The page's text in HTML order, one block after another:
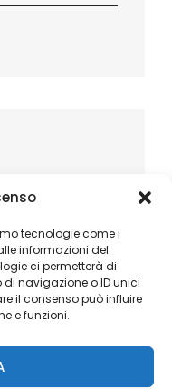
tecnologie come i
informazioni del
ci permetterà di
navigazione o ID unici
il consenso può influire
e funzioni.